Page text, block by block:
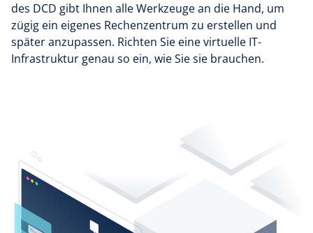
des DCD gibt Ihnen alle Werkzeuge an die Hand, um
zügig ein eigenes Rechenzentrum zu erstellen und
später anzupassen. Richten Sie eine virtuelle IT-
Infrastruktur genau so ein, wie Sie sie brauchen.